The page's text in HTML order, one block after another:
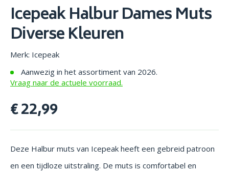
Icepeak Halbur Dames Muts
Diverse Kleuren
Merk: Icepeak
Aanwezig in het assortiment van 2026.
Vraag naar de actuele voorraad.
€ 22,99
Deze Halbur muts van Icepeak heeft een gebreid patroon
en een tijdloze uitstraling. De muts is comfortabel en